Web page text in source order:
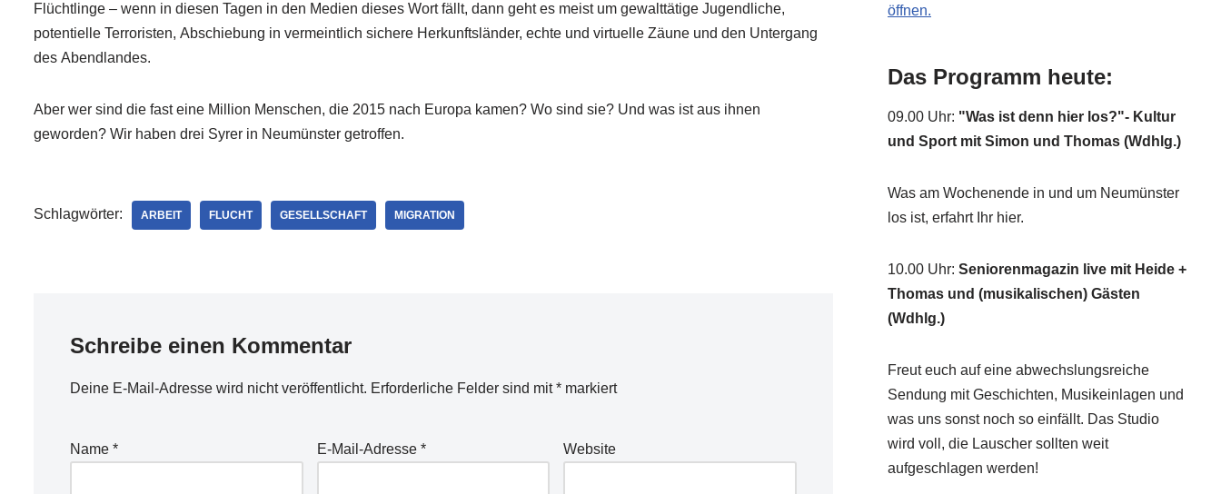
Flüchtlinge – wenn in diesen Tagen in den Medien dieses Wort fällt, dann geht es meist um gewalttätige Jugendliche,
potentielle Terroristen, Abschiebung in vermeintlich sichere Herkunftsländer, echte und virtuelle Zäune und den Untergang
des Abendlandes.
Aber wer sind die fast eine Million Menschen, die 2015 nach Europa kamen? Wo sind sie? Und was ist aus ihnen
geworden? Wir haben drei Syrer in Neumünster getroffen.
Schlagwörter: ARBEIT FLUCHT GESELLSCHAFT MIGRATION
Schreibe einen Kommentar
Deine E-Mail-Adresse wird nicht veröffentlicht. Erforderliche Felder sind mit* markiert
Name * E-Mail-Adresse * Website
öffnen.
Das Programm heute:
09.00 Uhr: "Was ist denn hier los?"- Kultur
und Sport mit Simon und Thomas (Wdhlg.)
Was am Wochenende in und um Neumünster
los ist, erfahrt Ihr hier.
10.00 Uhr: Seniorenmagazin live mit Heide +
Thomas und (musikalischen) Gästen
(Wdhlg.)
Freut euch auf eine abwechslungsreiche
Sendung mit Geschichten, Musikeinlagen und
was uns sonst noch so einfällt. Das Studio
wird voll, die Lauscher sollten weit
aufgeschlagen werden!